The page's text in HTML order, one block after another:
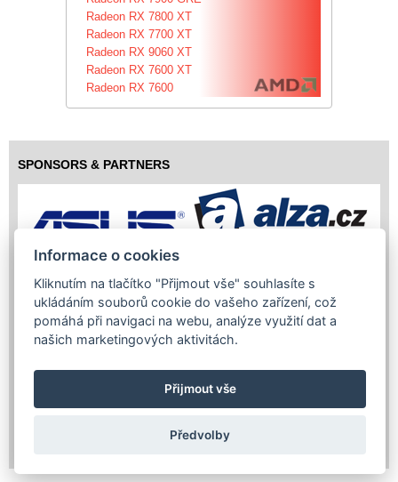
Radeon RX 7800 XT
Radeon RX 7700 XT
Radeon RX 9060 XT
Radeon RX 7600 XT
Radeon RX 7600
SPONSORS & PARTNERS
Copyright (c) 2026 InfoTrade Powered by ASP.NET & MS SQL
Informace o cookies
Kliknutím na tlačítko "Přijmout vše" souhlasíte s
ukládáním souborů cookie do vašeho zařízení, což
pomáhá při navigaci na webu, analýze využití dat a
našich marketingových aktivitách.
Přijmout vše
Předvolby